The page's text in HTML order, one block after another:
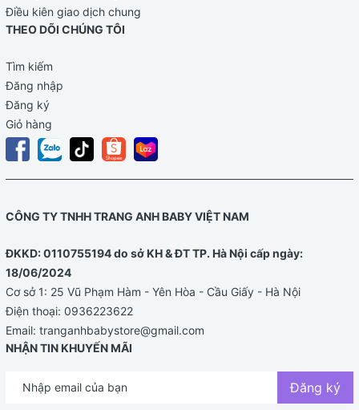
. Tinh chất tràm trà tự nhiên trên bề mặt tã
Điều kiên giao dịch chung
THEO DÕI CHÚNG TÔI
Tìm kiếm
Đăng nhập
Đăng ký
Giỏ hàng
CÔNG TY TNHH TRANG ANH BABY VIỆT NAM
ĐKKD: 0110755194 do sở KH & ĐT TP. Hà Nội cấp ngày:
18/06/2024
Cơ sở 1: 25 Vũ Phạm Hàm - Yên Hòa - Cầu Giấy - Hà Nội
Điện thoại: 0936223622
Email: tranganhbabystore@gmail.com
NHẬN TIN KHUYẾN MÃI
Đăng ký